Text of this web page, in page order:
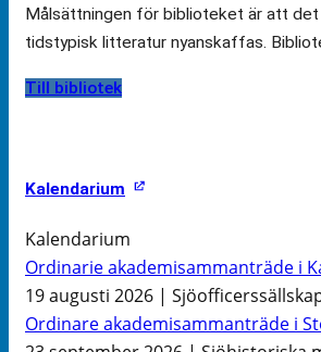
Målsättningen för biblioteket är att
tidstypisk litteratur nyanskaffas.
Till bibliotek
Kalendarium
Kalendarium
Ordinarie akademisammanträde i
19 augusti 2026 |
Ordinare akademisammanträde i